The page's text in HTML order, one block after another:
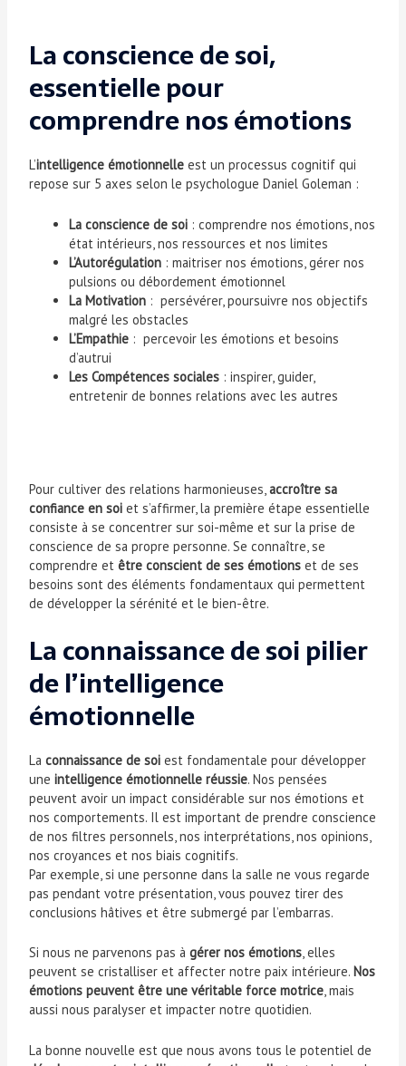
La conscience de soi,
essentielle pour
comprendre nos émotions
L’intelligence émotionnelle est un processus cognitif qui
repose sur 5 axes selon le psychologue Daniel Goleman :
La conscience de soi : comprendre nos émotions, nos
état intérieurs, nos ressources et nos limites
L’Autorégulation : maitriser nos émotions, gérer nos
pulsions ou débordement émotionnel
La Motivation : persévérer, poursuivre nos objectifs
malgré les obstacles
L’Empathie : percevoir les émotions et besoins
d’autrui
Les Compétences sociales : inspirer, guider,
entretenir de bonnes relations avec les autres
Pour cultiver des relations harmonieuses,accroître sa
confiance en soi et s’affirmer, la première étape essentielle
consiste à se concentrer sur soi-même et sur la prise de
conscience de sa propre personne. Se connaître, se
comprendre etêtre conscient de ses émotions et de ses
besoins sont des éléments fondamentaux qui permettent
de développer la sérénité et le bien-être.
La connaissance de soi pilier
de l’intelligence
émotionnelle
Laconnaissance de soi est fondamentale pour développer
uneintelligence émotionnelle réussie. Nos pensées
peuvent avoir un impact considérable sur nos émotions et
nos comportements. Il est important de prendre conscience
de nos filtres personnels, nos interprétations, nos opinions,
nos croyances et nos biais cognitifs.
Par exemple, si une personne dans la salle ne vous regarde
pas pendant votre présentation, vous pouvez tirer des
conclusions hâtives et être submergé par l’embarras.
Si nous ne parvenons pas àgérer nos émotions, elles
peuvent se cristalliser et affecter notre paix intérieure. Nos
émotions peuvent être une véritable force motrice, mais
aussi nous paralyser et impacter notre quotidien.
La bonne nouvelle est que nous avons tous le potentiel de